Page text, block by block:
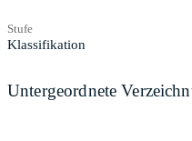
Stufe
Klassifikation
Untergeordnete